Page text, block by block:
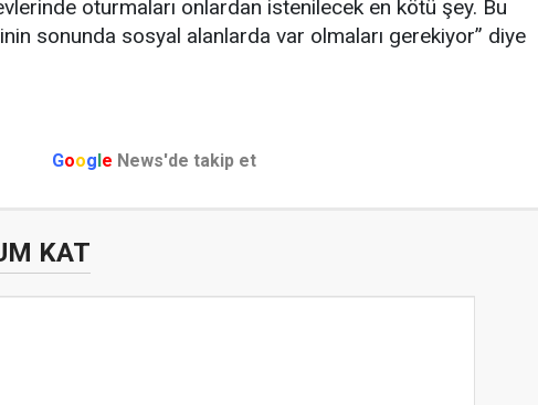
oturmaları onlardan istenilecek en kötü şey. Bu
sonunda sosyal alanlarda var olmaları gerekiyor” diye
Google News'de takip et
KAT